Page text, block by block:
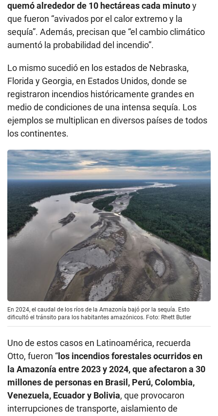
quemó alrededor de 10 hectáreas cada minutoy
que fueron “avivados por el calor extremo y la
sequía”. Además, precisan que “el cambio climático
aumentó la probabilidad del incendio”.
Lo mismo sucedió en los estados de Nebraska,
Florida y Georgia, en Estados Unidos, donde se
registraron incendios históricamente grandes en
medio de condiciones de una intensa sequía. Los
ejemplos se multiplican en diversos países de todos
los continentes.
En 2024, el caudal de los ríos de la Amazonía bajó por la sequía. Esto
dificultó el tránsito para los habitantes amazónicos. Foto: Rhett Butler
Uno de estos casos en Latinoamérica, recuerda
Otto, fueron “ los incendios forestales ocurridos en
la Amazonía entre 2023 y 2024, que afectaron a 30
millones de personas en Brasil, Perú, Colombia,
Venezuela, Ecuador y Bolivia, que provocaron
interrupciones de transporte, aislamiento de